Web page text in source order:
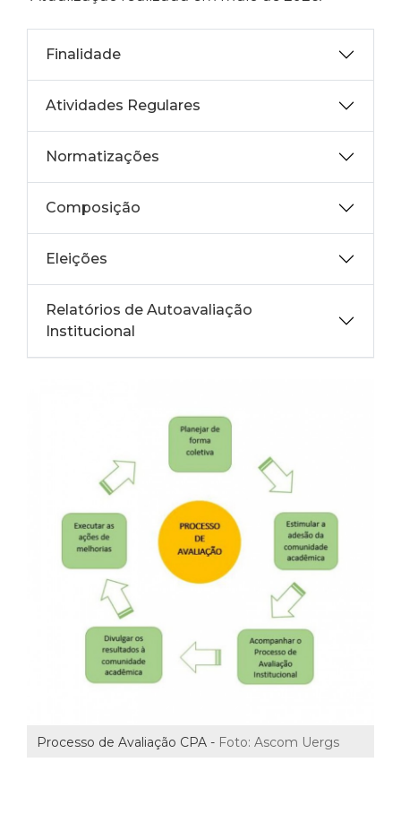
Finalidade
Atividades Regulares
Normatizações
Composição
Eleições
Relatórios de Autoavaliação
Institucional
Processo de Avaliação CPA - Foto: Ascom Uergs